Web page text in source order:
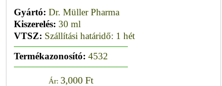
Gyártó: Dr. Müller Pharma
Kiszerelés: 30 ml
VTSZ: Szállítási határidő: 1 hét
Termékazonosító: 4532
Ár: 3,000 Ft